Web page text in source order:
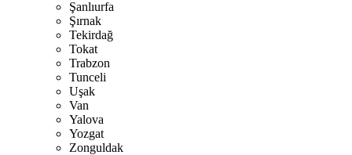
Şanlıurfa
Şırnak
Tekirdağ
Tokat
Trabzon
Tunceli
Uşak
Van
Yalova
Yozgat
Zonguldak